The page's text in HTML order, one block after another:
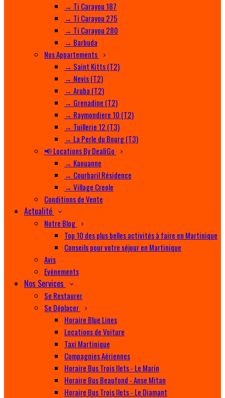
→ Ti Carayou 187
→ Ti Carayou 275
→ Ti Carayou 280
→ Barbuda
Nos Appartements
→ Saint Kitts (T2)
→ Nevis (T2)
→ Aruba (T2)
→ Grenadine (T2)
→ Raymondiere 10 (T2)
→ Tuillerie 12 (T3)
→ La Perle du Bourg (T3)
📢 Locations By DealiGo
→ Kaouanne
→ Courbaril Résidence
→ Village Creole
Conditions de Vente
Actualité
Notre Blog
Top 10 des plus belles activités à faire en Martinique
Conseils pour votre séjour en Martinique
Avis
Evénements
Nos Services
Se Restaurer
Se Déplacer
Horaire Blue Lines
Locations de Voiture
Taxi Martinique
Compagnies Aériennes
Horaire Bus Trois Ilets - Le Marin
Horaire Bus Beaufond - Anse Mitan
Horaire Bus Trois Ilets - Le Diamant